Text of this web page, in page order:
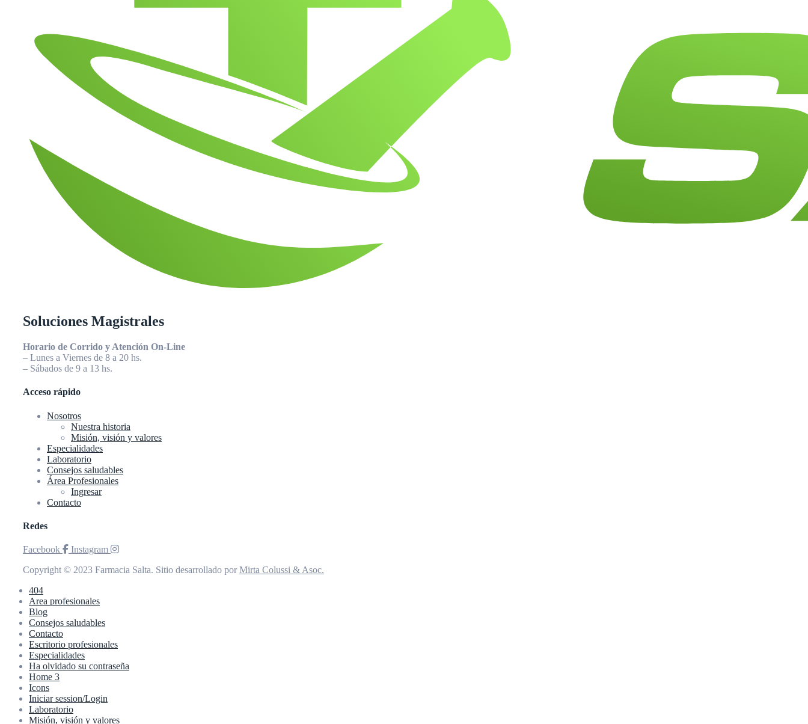
Soluciones Magistrales
Horario de Corrido y Atención On-Line
– Lunes a Viernes de 8 a 20 hs.
– Sábados de 9 a 13 hs.
Acceso rápido
Nosotros
Nuestra historia
Misión, visión y valores
Especialidades
Laboratorio
Consejos saludables
Área Profesionales
Ingresar
Contacto
Redes
Facebook
Instagram
Copyright © 2023 Farmacia Salta. Sitio desarrollado porMirta Colussi & Asoc.
404
Area profesionales
Blog
Consejos saludables
Contacto
Escritorio profesionales
Especialidades
Ha olvidado su contraseña
Home 3
Icons
Iniciar session/Login
Laboratorio
Misión, visión y valores